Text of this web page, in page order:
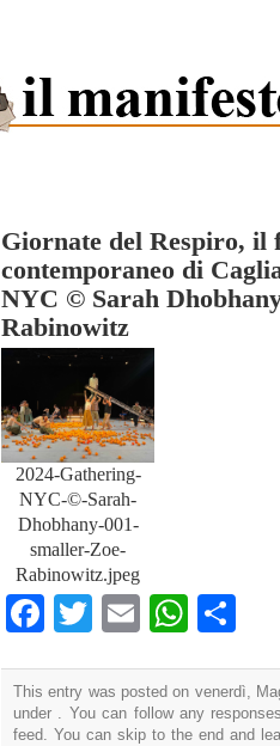
Giornate del Respiro, il
contemporaneo di
NYC © Sarah
Rabinowitz
2024-Gathering-
NYC-©-Sarah-
Dhobhany-001-
smaller-Zoe-
Rabinowitz.jpeg
Facebook
TwitterEmail
This entry was posted on venerdì,
under . You can follow any
feed. You can skip to the end and